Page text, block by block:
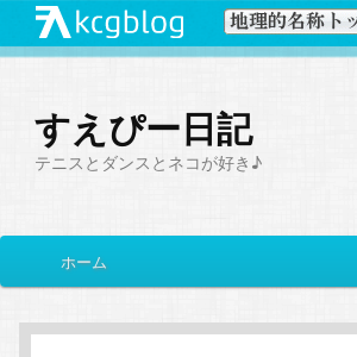
すえぴー日記
テニスとダンスとネコが好き♪
イ
メ
イ
サ
ブ
ホーム